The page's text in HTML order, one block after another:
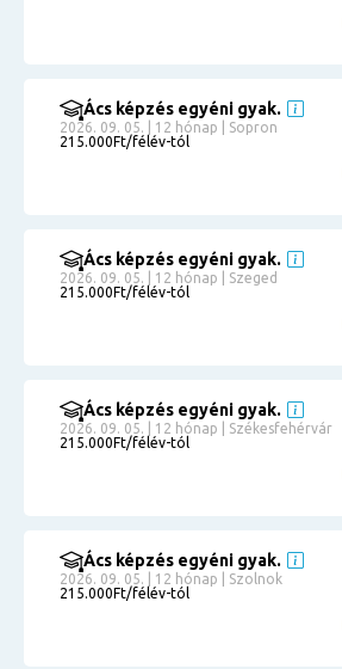
Ács képzés egyéni gyak.
2026. 09. 05. | 12 hónap | Sopron
215.000Ft/félév-tól
Ács képzés egyéni gyak.
2026. 09. 05. | 12 hónap | Szeged
215.000Ft/félév-tól
Ács képzés egyéni gyak.
2026. 09. 05. | 12 hónap | Székesfehérvár
215.000Ft/félév-tól
Ács képzés egyéni gyak.
2026. 09. 05. | 12 hónap | Szolnok
215.000Ft/félév-tól